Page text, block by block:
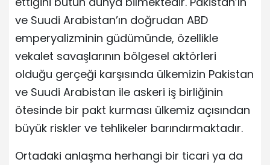
ve Suudi Arabistan’ın doğrudan ABD
emperyalizminin güdümünde, özellikle
vekalet savaşlarının bölgesel aktörleri
olduğu gerçeği karşısında ülkemizin Pakistan
ve Suudi Arabistan ile askeri iş birliğinin
ötesinde bir pakt kurması ülkemiz açısından
büyük riskler ve tehlikeler barındırmaktadır.
Ortadaki anlaşma herhangi bir ticari ya da